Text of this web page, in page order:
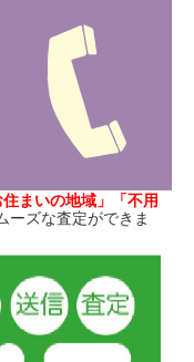
まいの地域」「不用
ーズな査定ができま